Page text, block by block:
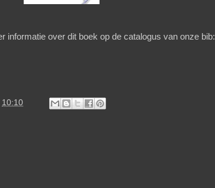
informatie over dit boek op de catalogus van onze bib:
10:10